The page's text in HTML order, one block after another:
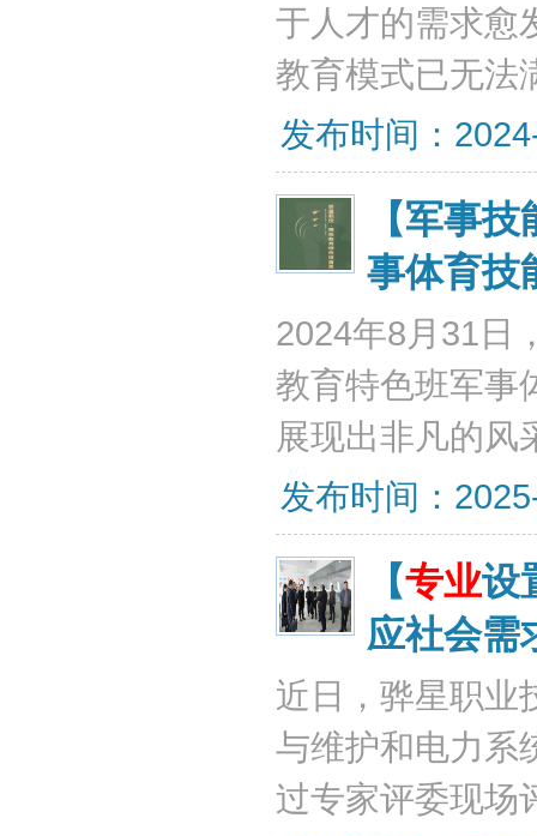
于人才的需求愈
教育模式已无法
发布时间：
【军事
事体育技
2024年8月31日
教育特色班军事
展现出非凡的风
发布时间：
【专业设
应社会需
近日，骅星职业
与维护和电力系
过专家评委现场